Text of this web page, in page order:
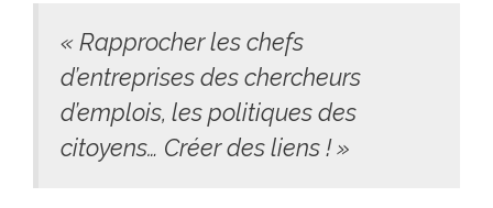
« Rapprocher les chefs
d’entreprises des chercheurs
d’emplois, les politiques des
citoyens… Créer des liens ! »